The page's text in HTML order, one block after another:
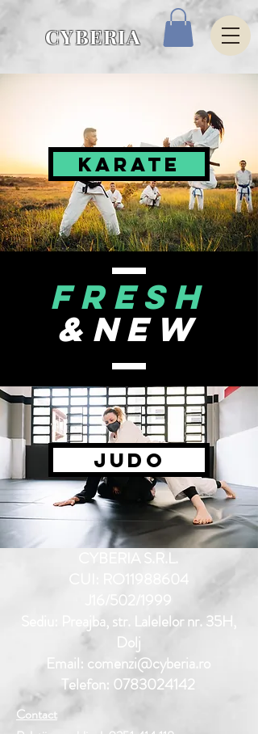
CYBERIA
KARATE
FRESH
&NEW
JUDO
CYBERIA S.R.L.
J16/502/1999
Sediu: Preajba, str. Lalelelor nr. 35H,
Dolj
Email: comenzi@cyberia.ro
Telefon: 0783024142
Contact